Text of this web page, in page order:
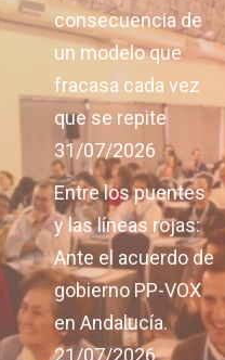
consecuencia de
un modelo que
fracasa cada vez
que se repite
31/07/2026
Entre los puentes
y las líneas rojas:
Ante el acuerdo de
gobierno PP-VOX
en Andalucía.
21/07/2026